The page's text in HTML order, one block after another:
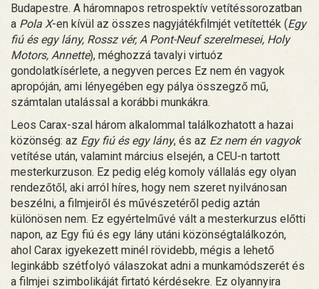
Budapestre. A háromnapos retrospektív vetítéssorozatban
a Pola X-en kívül az összes nagyjátékfilmjét vetítették (Egy
fiú és egy lány, Rossz vér, A Pont-Neuf szerelmesei, Holy
Motors, Annette), méghozzá tavalyi virtuóz
gondolatkísérlete, a negyven perces Ez nem én vagyok
apropóján, ami lényegében egy pálya összegző mű,
számtalan utalással a korábbi munkákra.
Leos Carax-szal három alkalommal találkozhatott a hazai
közönség: az Egy fiú és egy lány, és az Ez nem én vagyok
vetítése után, valamint március elsején, a CEU-n tartott
mesterkurzuson. Ez pedig elég komoly vállalás egy olyan
rendezőtől, aki arról híres, hogy nem szeret nyilvánosan
beszélni, a filmjeiről és művészetéről pedig aztán
különösen nem. Ez egyértelművé vált a mesterkurzus előtti
napon, az Egy fiú és egy lány utáni közönségtalálkozón,
ahol Carax igyekezett minél rövidebb, mégis a lehető
leginkább szétfolyó válaszokat adni a munkamódszerét és
a filmjei szimbolikáját firtató kérdésekre. Ez olyannyira